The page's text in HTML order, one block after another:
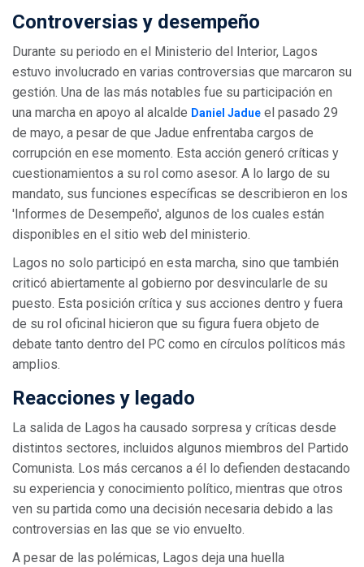
Controversias y desempeño
Durante su periodo en el Ministerio del Interior, Lagos
estuvo involucrado en varias controversias que marcaron su
gestión. Una de las más notables fue su participación en
una marcha en apoyo al alcalde Daniel Jadue el pasado 29
de mayo, a pesar de que Jadue enfrentaba cargos de
corrupción en ese momento. Esta acción generó críticas y
cuestionamientos a su rol como asesor. A lo largo de su
mandato, sus funciones específicas se describieron en los
'Informes de Desempeño', algunos de los cuales están
disponibles en el sitio web del ministerio.
Lagos no solo participó en esta marcha, sino que también
criticó abiertamente al gobierno por desvincularle de su
puesto. Esta posición crítica y sus acciones dentro y fuera
de su rol oficinal hicieron que su figura fuera objeto de
debate tanto dentro del PC como en círculos políticos más
amplios.
Reacciones y legado
La salida de Lagos ha causado sorpresa y críticas desde
distintos sectores, incluidos algunos miembros del Partido
Comunista. Los más cercanos a él lo defienden destacando
su experiencia y conocimiento político, mientras que otros
ven su partida como una decisión necesaria debido a las
controversias en las que se vio envuelto.
A pesar de las polémicas, Lagos deja una huella